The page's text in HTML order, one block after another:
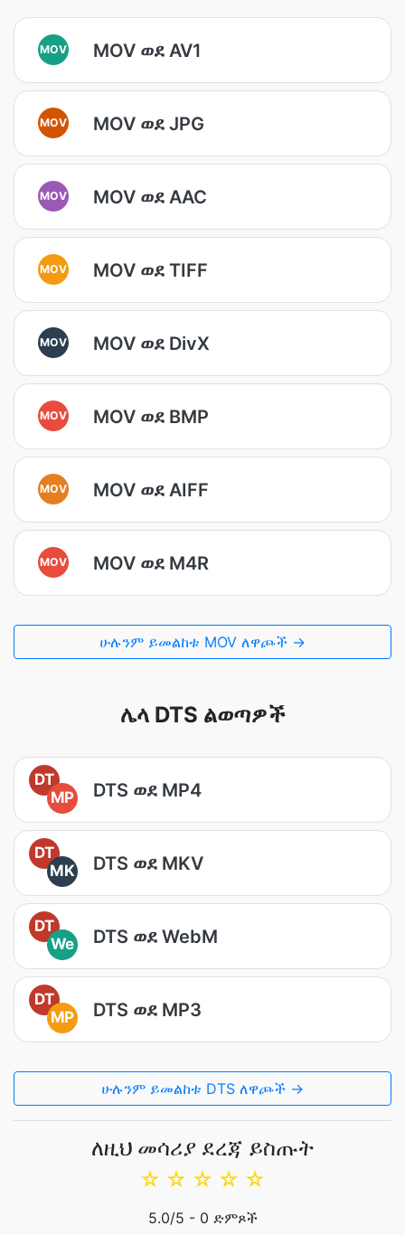
MOV MOV ወደ AV1
MOV MOV ወደ JPG
MOV MOV ወደ AAC
MOV MOV ወደ TIFF
MOV MOV ወደ DivX
MOV MOV ወደ BMP
MOV MOV ወደ AIFF
MOV MOV ወደ M4R
ሁሉንም ይመልከቱ MOV ለዋጮች →
ሌላ DTS ልወጣዎች
DT
MP
DTS ወደ MP4
DT
MK
DTS ወደ MKV
DT
We
DTS ወደ WebM
DT
MP
DTS ወደ MP3
ሁሉንም ይመልከቱ DTS ለዋጮች →
ለዚህ መሳሪያ ደረጃ ይስጡት
☆
☆
☆
☆
☆
5.0/5 - 0 ድምጾች